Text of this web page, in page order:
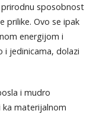
prirodnu sposobnost
prilike. Ovo se ipak
energijom i
i jedinicama, dolazi
i mudro
materijalnom